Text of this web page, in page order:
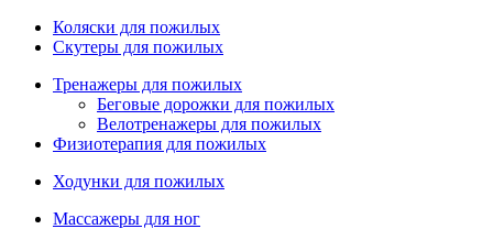
Коляски для пожилых
Скутеры для пожилых
Тренажеры для пожилых
Беговые дорожки для пожилых
Велотренажеры для пожилых
Физиотерапия для пожилых
Ходунки для пожилых
Массажеры для ног